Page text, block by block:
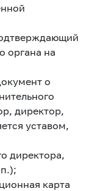
органа на
о
директор,
уставом,
директора,
карта